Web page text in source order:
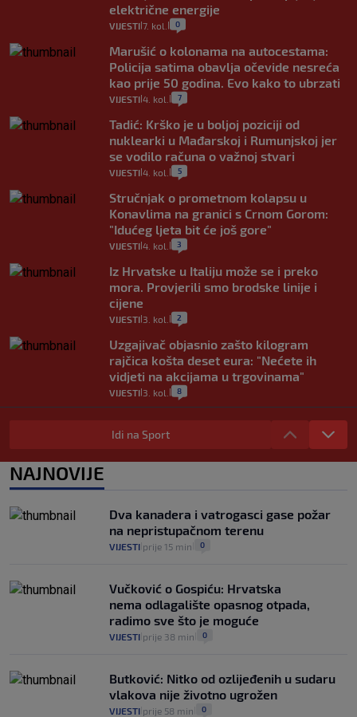
električne energije
VIJESTI 7. kol. 0
Marušić o kolonama na autocestama:
Policija satima obavlja očevide nesreća
kao prije 50 godina. Evo kako to ubrzati
VIJESTI 4. kol. 7
Tadić: Krško je u boljoj poziciji od
nuklearki u Mađarskoj i Rumunjskoj jer
se vodilo računa o važnoj stvari
VIJESTI 4. kol. 5
Stručnjak o prometnom kolapsu u
Konavlima na granici s Crnom Gorom:
"Idućeg ljeta bit će još gore"
VIJESTI 4. kol. 3
Iz Hrvatske u Italiju može se i preko
mora. Provjerili smo brodske linije i
cijene
VIJESTI 3. kol. 2
Uzgajivač objasnio zašto kilogram
rajčica košta deset eura: "Nećete ih
vidjeti na akcijama u trgovinama"
VIJESTI 3. kol. 8
Selidba je jedno od stresnijih iskustava.
Evo aktualnih cijena i nekoliko savjeta
VIJESTI 2. kol. 0
automobilom na Hvar iz Zagreba, a
koliko iz Osijeka
VIJESTI|2. kol. 14
Idi na Sport
NAJNOVIJE
Dva kanadera i vatrogasci gase požar
na nepristupačnom terenu
VIJESTI prije 15 min 0
Vučković o Gospiću: Hrvatska
nema odlagalište opasnog otpada,
radimo sve što je moguće
VIJESTI prije 38 min 0
Butković: Nitko od ozlijeđenih u sudaru
vlakova nije životno ugrožen
VIJESTI prije 58 min 0